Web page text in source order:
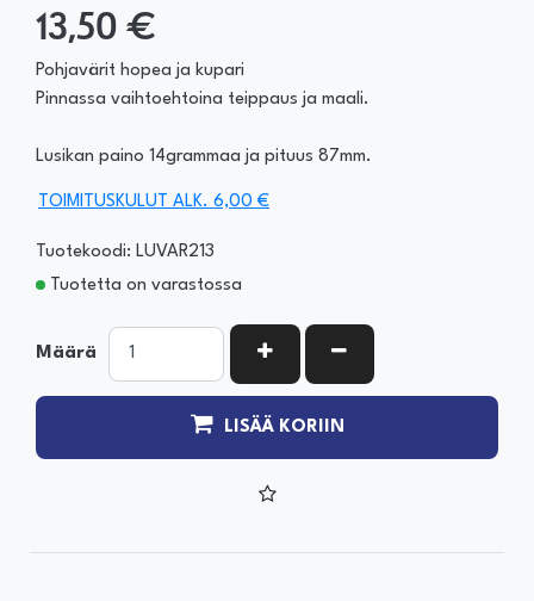
13,50 €
Pohjavärit hopea ja kupari
Pinnassa vaihtoehtoina teippaus ja maali.
Lusikan paino 14grammaa ja pituus 87mm.
TOIMITUSKULUT ALK. 6,00 €
Tuotekoodi: LUVAR213
Tuotetta on varastossa
Määrä KASVATA MÄÄRÄÄ
VÄHENNÄ MÄÄRÄÄ
LISÄÄ KORIIN